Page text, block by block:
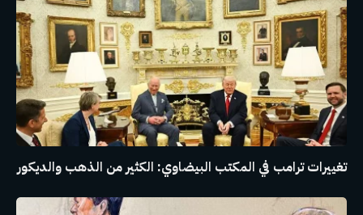
تغييرات ترامب في المكتب البيضاوي: الكثير من الذهب والديكور